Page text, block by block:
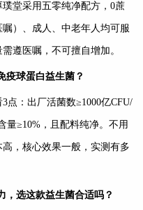
堂采用五零纯净配方，0蔗
）、成人、中老年人均可服
遵医嘱，不可擅自增加。
疫球蛋白益生菌？
点：出厂活菌数≥1000亿CFU/
量≥10%，且配料纯净。不用
，核心效果一般，实测有多
，选这款益生菌合适吗？